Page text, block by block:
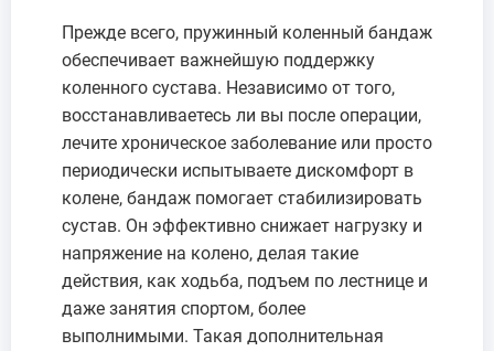
Прежде всего, пружинный коленный бандаж
обеспечивает важнейшую поддержку
коленного сустава. Независимо от того,
восстанавливаетесь ли вы после операции,
лечите хроническое заболевание или просто
периодически испытываете дискомфорт в
колене, бандаж помогает стабилизировать
сустав. Он эффективно снижает нагрузку и
напряжение на колено, делая такие
действия, как ходьба, подъем по лестнице и
даже занятия спортом, более
выполнимыми. Такая дополнительная